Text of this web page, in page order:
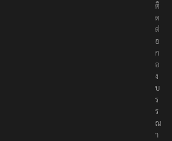
อ
ติ
ด
ต่
อ
ก
อ
ง
บ
ร
ร
ณ